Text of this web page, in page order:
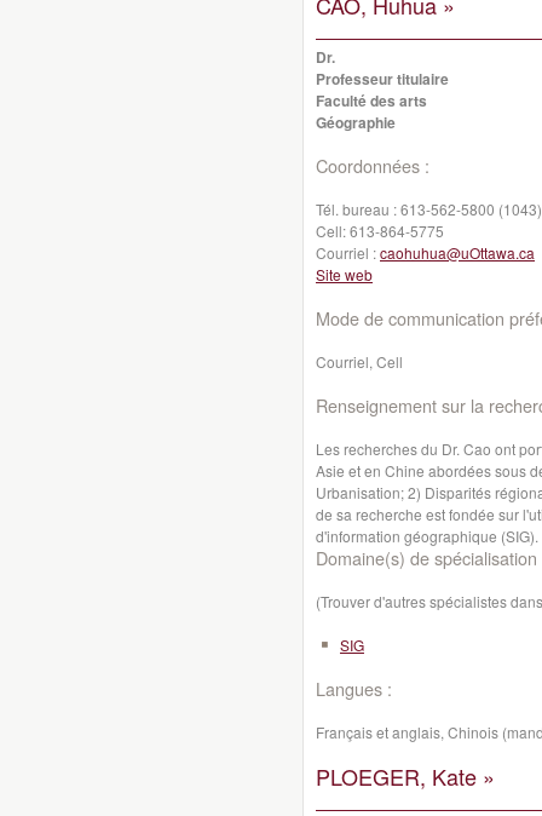
Dr.
Professeur titulaire
Faculté des arts
Géographie
Coordonnées :
Tél. bureau :613-562-5800 (1043)
Cell:613-864-5775
Courriel :caohuhua@uOttawa.ca
Site web
Mode de communication
Courriel, Cell
Renseignement sur la
Les recherches du Dr. Cao ont
Asie et en Chine abordées sous
Urbanisation; 2) Disparités
de sa recherche est fondée sur
d'information géographique (SIG).
Domaine(s) de spécialisation
(Trouver d'autres spécialistes
SIG
Langues :
Français et anglais, Chinois
PLOEGER, Kate »